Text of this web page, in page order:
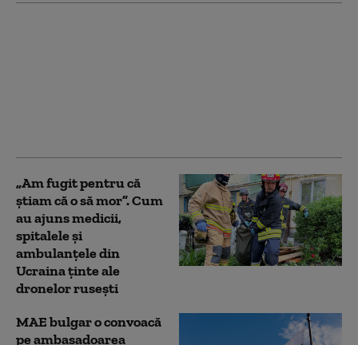
„Am fugit pentru că
știam că o să mor”. Cum
au ajuns medicii,
spitalele și
ambulanțele din
Ucraina ținte ale
dronelor rusești
MAE bulgar o convoacă
pe ambasadoarea